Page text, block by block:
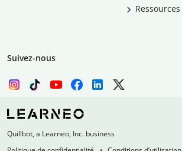
Ressources
Suivez-nous
Quillbot, a Learneo, Inc. business